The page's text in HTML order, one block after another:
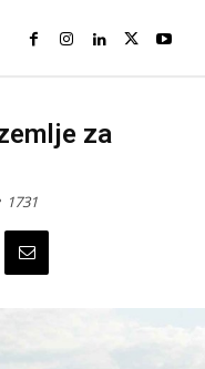
za
1731